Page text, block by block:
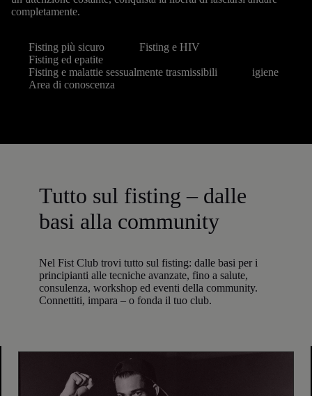
completamente.
Fisting più sicuro
Fisting e HIV
Fisting ed epatite
Fisting e malattie sessualmente trasmissibili
igiene
Area di conoscenza
Tutto sul fisting – dalle
basi alla community
Nel Fist Club trovi tutto sul fisting: dalle basi per i
principianti alle tecniche avanzate, fino a salute,
consulenza, workshop ed eventi della community.
Connettiti, impara – o fonda il tuo club.